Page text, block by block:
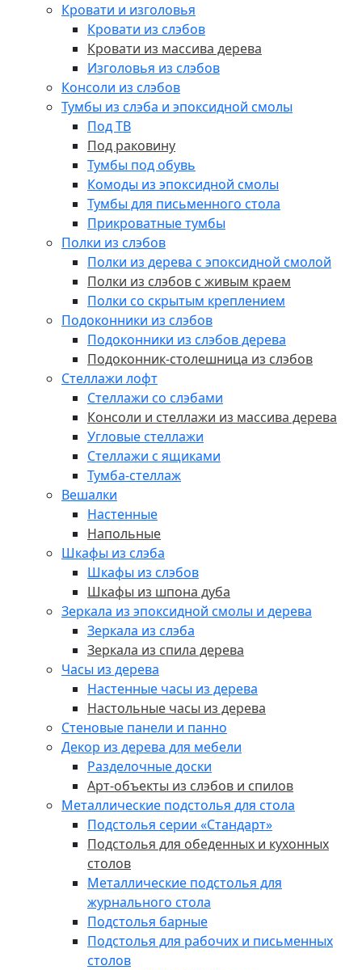
Кровати и изголовья
Кровати из слэбов
Кровати из массива дерева
Изголовья из слэбов
Консоли из слэбов
Тумбы из слэба и эпоксидной смолы
Под ТВ
Под раковину
Тумбы под обувь
Комоды из эпоксидной смолы
Тумбы для письменного стола
Прикроватные тумбы
Полки из слэбов
Полки из дерева с эпоксидной смолой
Полки из слэбов с живым краем
Полки со скрытым креплением
Подоконники из слэбов
Подоконники из слэбов дерева
Подоконник-столешница из слэбов
Стеллажи лофт
Стеллажи со слэбами
Консоли и стеллажи из массива дерева
Угловые стеллажи
Стеллажи с ящиками
Тумба-стеллаж
Вешалки
Настенные
Напольные
Шкафы из слэба
Шкафы из слэбов
Шкафы из шпона дуба
Зеркала из эпоксидной смолы и дерева
Зеркала из слэба
Зеркала из спила дерева
Часы из дерева
Настенные часы из дерева
Настольные часы из дерева
Стеновые панели и панно
Декор из дерева для мебели
Разделочные доски
Арт-объекты из слэбов и спилов
Металлические подстолья для стола
Подстолья серии «Стандарт»
Подстолья для обеденных и кухонных
столов
Металлические подстолья для
журнального стола
Подстолья барные
Подстолья для рабочих и письменных
столов